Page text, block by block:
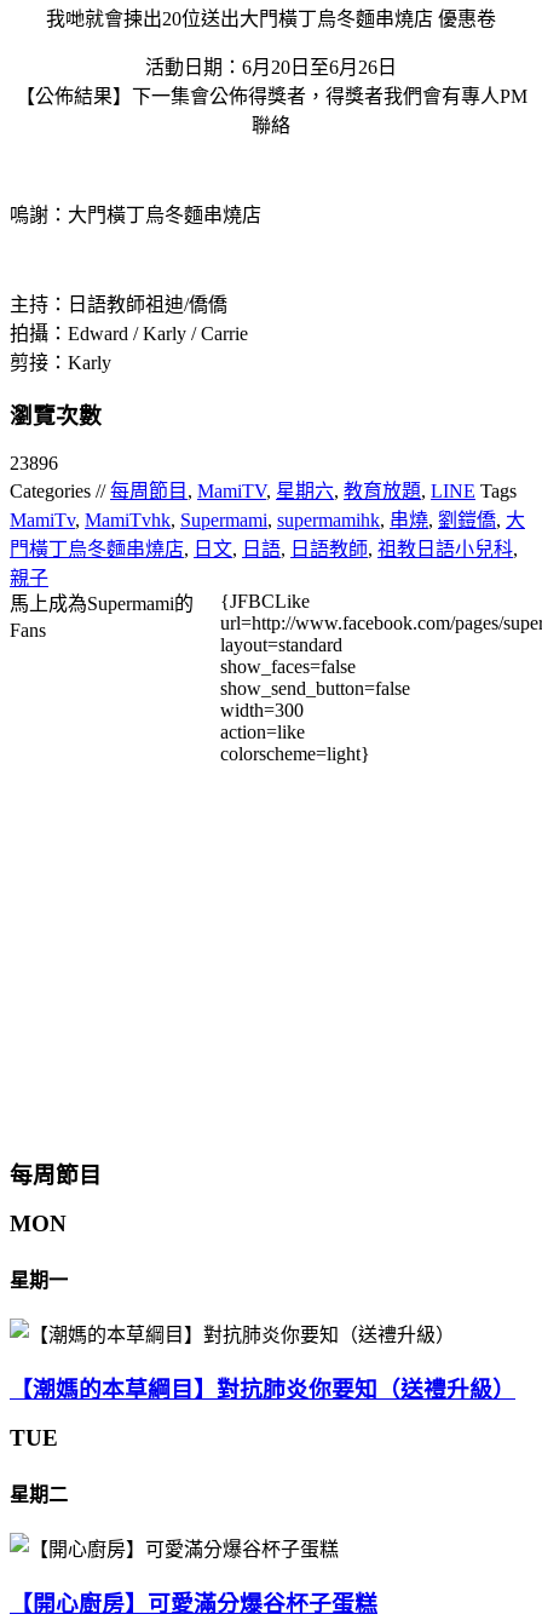
我哋就會揀出20位送出大門橫丁烏冬麵串燒店 優惠卷
活動日期：6月20日至6月26日
【公佈結果】下一集會公佈得獎者，得獎者我們會有專人PM
聯絡
嗚謝：大門橫丁烏冬麵串燒店
主持：日語教師祖迪/僑僑
拍攝：Edward / Karly / Carrie
剪接：Karly
瀏覽次數
23896
Categories //每周節目 , MamiTV, 星期六, 教育放題, LINE Tags
MamiTv, MamiTvhk, Supermami, supermamihk, 串燒, 劉鎧僑, 大
門橫丁烏冬麵串燒店, 日文, 日語, 日語教師, 祖教日語小兒科,
親子
馬上成為Supermami的
Fans
{JFBCLike
url=http://www.facebook.com/pages/
layout=standard
show_faces=false
show_send_button=false
width=300
action=like
colorscheme=light}
每周節目
MON
星期一
【潮媽的本草綱目】對抗肺炎你要知（送禮升級）
TUE
星期二
【開心廚房】可愛滿分爆谷杯子蛋糕